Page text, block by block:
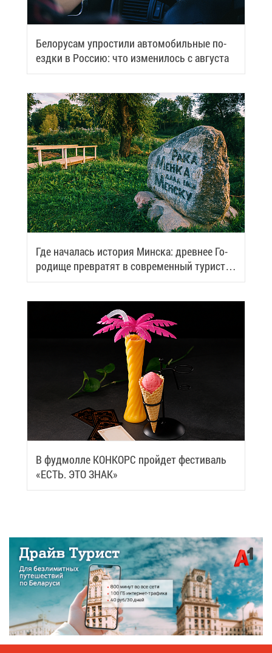
Бе­ло­ру­сам упро­сти­ли ав­то­мо­биль­ные по­
езд­ки в Рос­сию: что из­ме­ни­лось с ав­гу­ста
Где на­ча­лась ис­то­рия Мин­ска: древ­нее Го­
ро­ди­ще пре­вра­тят в со­вре­мен­ный ту­ри­сти­
че­ский центр
В фуд­мол­ле КОН­КОРС прой­дет фе­сти­валь
«ЕСТЬ. ЭТО ЗНАК»